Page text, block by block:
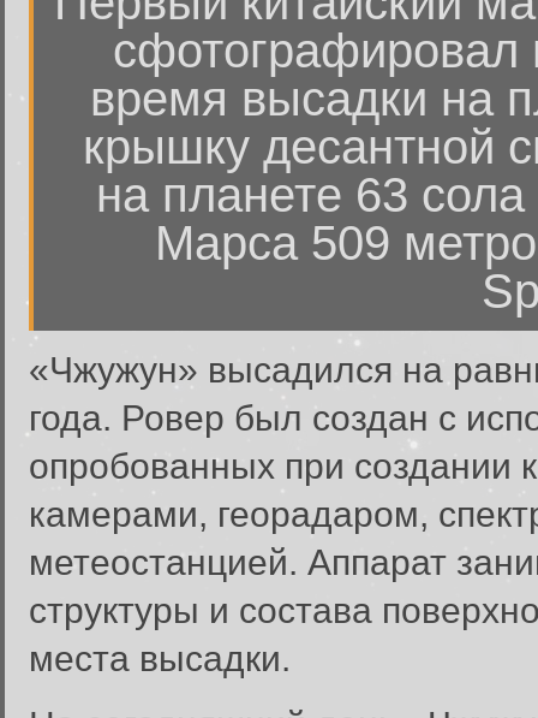
время высадки на
крышку десантной
на планете 63
Марса 509
«Чжужун» высадился на
года. Ровер был создан с
опробованных при создании
камерами, георадаром,
метеостанцией. Аппарат
структуры и состава
места высадки.